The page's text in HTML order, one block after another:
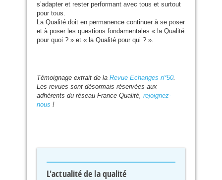
s’adapter et rester performant avec tous et surtout
pour tous.
La Qualité doit en permanence continuer à se poser
et à poser les questions fondamentales « la Qualité
pour quoi ? » et « la Qualité pour qui ? ».
Témoignage extrait de la Revue Echanges n°50.
Les revues sont désormais réservées aux
adhérents du réseau France Qualité, rejoignez-
nous !
L'actualité de la qualité